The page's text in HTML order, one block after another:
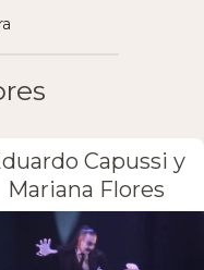
Capussi y
Mariana Flores